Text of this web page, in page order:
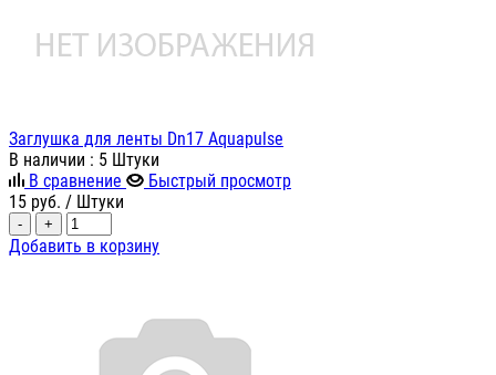
Заглушка для ленты Dn17 Aquapulse
В наличии : 5 Штуки
В сравнение
Быстрый просмотр
15 руб. / Штуки
- +
Добавить в корзину